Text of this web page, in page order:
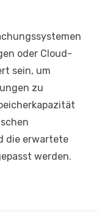
oder Cloud-
sein, um
zu
die erwartete
werden.